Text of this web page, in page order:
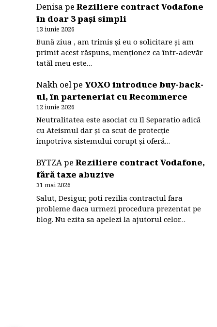
DenisapeReziliere contract Vodafone
în doar 3 pași simpli
13 iunie 2026
Bună ziua , am trimis și eu o solicitare și am
primit acest răspuns, menționez ca într-adevăr
tatăl meu este…
Nakh oelpeYOXO introduce buy-back-
ul, în parteneriat cu Recommerce
12 iunie 2026
Neutralitatea este asociat cu Il Separatio adică
cu Ateismul dar și ca scut de protecție
împotriva sistemului corupt și oferă…
BYTZApeReziliere contract Vodafone,
fără taxe abuzive
31 mai 2026
Salut, Desigur, poti rezilia contractul fara
probleme daca urmezi procedura prezentat pe
blog. Nu ezita sa apelezi la ajutorul celor…